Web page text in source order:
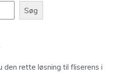
Søg
den rette løsning til fliserens i